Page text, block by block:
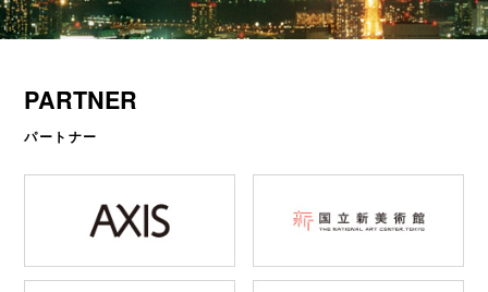
PARTNER
パートナー